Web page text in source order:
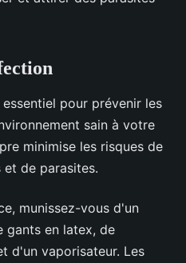
pour prévenir les
sain à votre
minimise les risques de
de parasites.
munissez-vous d'un
gants en latex, de
d'un vaporisateur. Les